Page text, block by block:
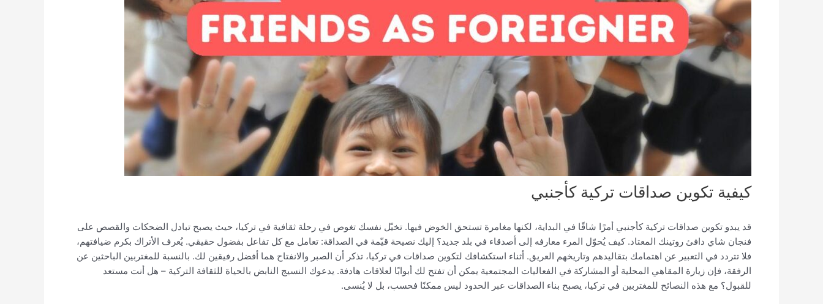
كيفية تكوين صداقات تركية كأجنبي
قد يبدو تكوين صداقات تركية كأجنبي أمرًا شاقًا في البداية، لكنها مغامرة تستحق الخوض فيها. تخيّل نفسك تغوص في رحلة ثقافية في تركيا، حيث يصبح تبادل الضحكات والقصص على
فنجان شاي دافئ روتينك المعتاد. كيف يُحوّل المرء معارفه إلى أصدقاء في بلد جديد؟ إليك نصيحة قيّمة في الصداقة: تعامل مع كل تفاعل بفضول حقيقي. يُعرف الأتراك بكرم ضيافتهم،
فلا تتردد في التعبير عن اهتمامك بتقاليدهم وتاريخهم العريق. أثناء استكشافك لتكوين صداقات في تركيا، تذكر أن الصبر والانفتاح هما أفضل رفيقين لك. بالنسبة للمغتربين الباحثين عن
الرفقة، فإن زيارة المقاهي المحلية أو المشاركة في الفعاليات المجتمعية يمكن أن تفتح لك أبوابًا لعلاقات هادفة. يدعوك النسيج النابض بالحياة للثقافة التركية – هل أنت مستعد
للقبول؟ مع هذه النصائح للمغتربين في تركيا، يصبح بناء الصداقات عبر الحدود ليس ممكنًا فحسب، بل لا يُنسى.